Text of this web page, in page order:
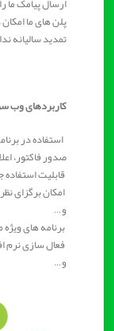
پلن های ما
تمدید سالیانه
کاربردهای وب
استفاده در
صدور فاکتور،
قابلیت استفاده
امکان برگزای
و…
برنامه های ویژه
فعال سازی نرم
و…